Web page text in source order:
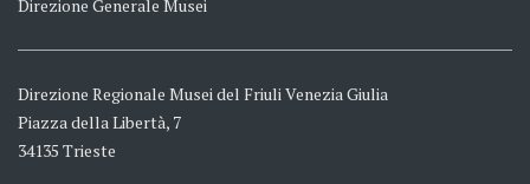
Direzione Generale Musei
Direzione Regionale Musei del Friuli Venezia Giulia
Piazza della Libertà, 7
34135 Trieste